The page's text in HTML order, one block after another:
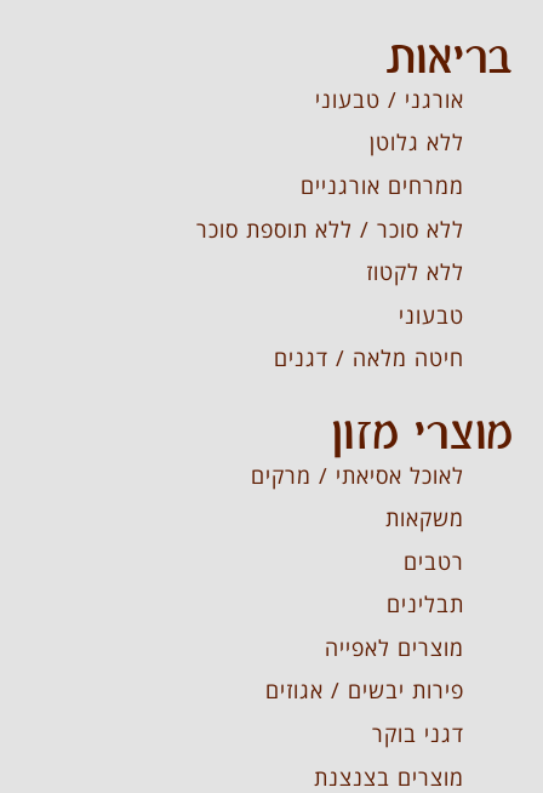
בריאות
אורגני / טבעוני
ללא גלוטן
ממרחים אורגניים
ללא סוכר / ללא תוספת סוכר
ללא לקטוז
טבעוני
חיטה מלאה / דגנים
מוצרי מזון
לאוכל אסיאתי / מרקים
משקאות
רטבים
תבלינים
מוצרים לאפייה
פירות יבשים / אגוזים
דגני בוקר
מוצרים בצנצנת